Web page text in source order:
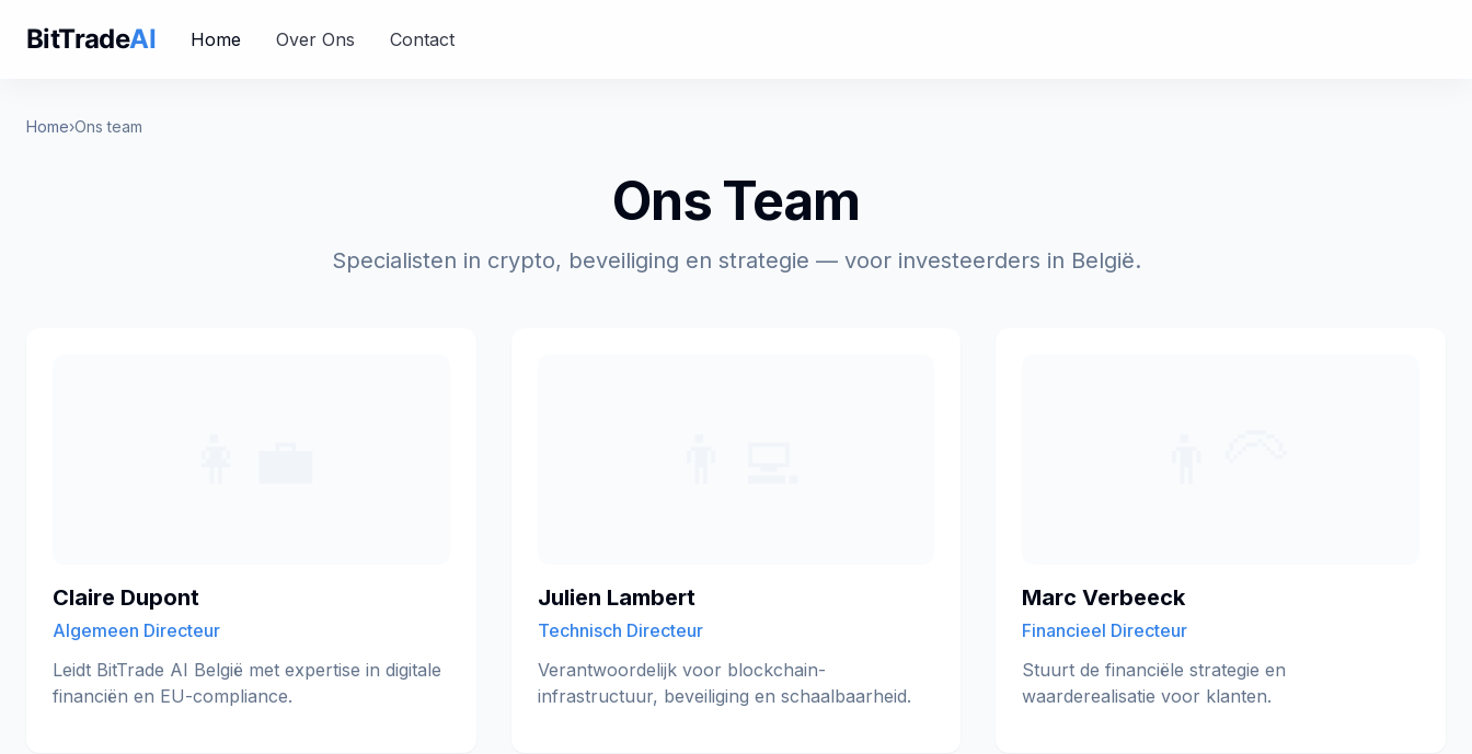
BitTradeAI Home Over Ons Contact
Home›Ons team
Ons Team
Specialisten in crypto, beveiliging en strategie — voor investeerders in België.
Claire Dupont
Algemeen Directeur
Leidt BitTrade AI België met expertise in digitale
financiën en EU-compliance.
Julien Lambert
Technisch Directeur
Verantwoordelijk voor blockchain-
infrastructuur, beveiliging en schaalbaarheid.
Marc Verbeeck
Financieel Directeur
Stuurt de financiële strategie en
waarderealisatie voor klanten.